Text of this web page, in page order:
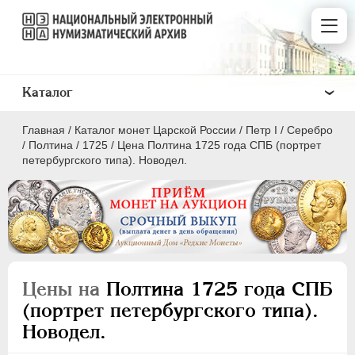
Главная / Каталог монет Царской России / Пeтр I / Серебро
/ Полтина / 1725 / Цена Полтина 1725 года СПБ (портрет
петербургского типа). Новодел.
Цены на Полтина 1725 года СПБ
(портрет петербургского типа).
Новодел.
Каталог
ПEТР I 1699 - 1725
Серебро
1 рубль
Полтина